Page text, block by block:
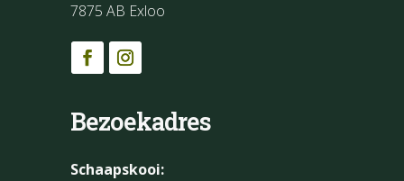
7875 AB Exloo
Bezoekadres
Schaapskooi: